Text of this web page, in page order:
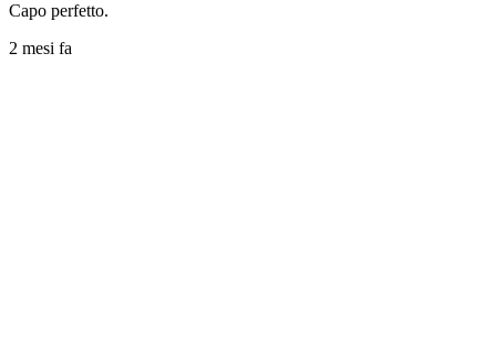
Capo perfetto.
2 mesi fa